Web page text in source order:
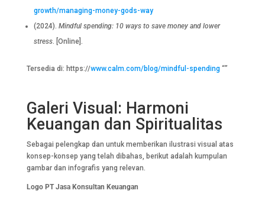
growth/managing-money-gods-way
(2024). Mindful spending: 10 ways to save money and lower
stress. [Online].
Tersedia di: https://www.calm.com/blog/mindful-spending“”
Galeri Visual: Harmoni
Keuangan dan Spiritualitas
Sebagai pelengkap dan untuk memberikan ilustrasi visual atas
konsep-konsep yang telah dibahas, berikut adalah kumpulan
gambar dan infografis yang relevan.
Logo PT Jasa Konsultan Keuangan